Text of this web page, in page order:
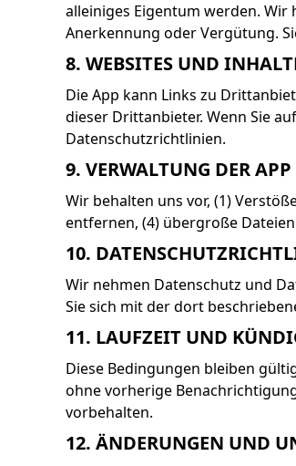
alleiniges Eigentum werden.
Anerkennung oder Vergütung.
8. WEBSITES UND
Die App kann Links zu
dieser Drittanbieter. Wenn Sie
Datenschutzrichtlinien.
9. VERWALTUNG DER APP
Wir behalten uns vor, (1)
entfernen, (4) übergroße
10.
Wir nehmen Datenschutz und
Sie sich mit der dort
11. LAUFZEIT UND
Diese Bedingungen bleiben
ohne vorherige
vorbehalten.
12. ÄNDERUNGEN UND